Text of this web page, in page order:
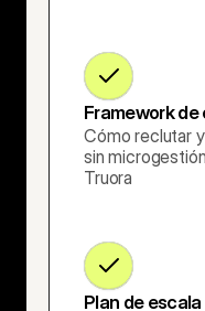
Framework
Cómo reclutar
sin
Truora
Plan de